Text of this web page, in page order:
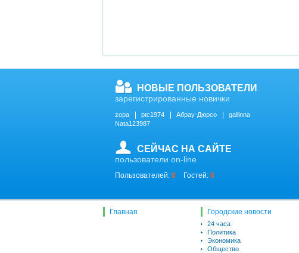
НОВЫЕ ПОЛЬЗОВАТЕЛИ
зарегистрированные новички
zopa ptc1974 Абрау-Дюрсо
gallinna
Nata123987
СЕЙЧАС НА САЙТЕ
пользователи on-line
Пользователей: 0 Гостей: 0
Главная Городские новости
24 часа
Политика
Экономика
Общество